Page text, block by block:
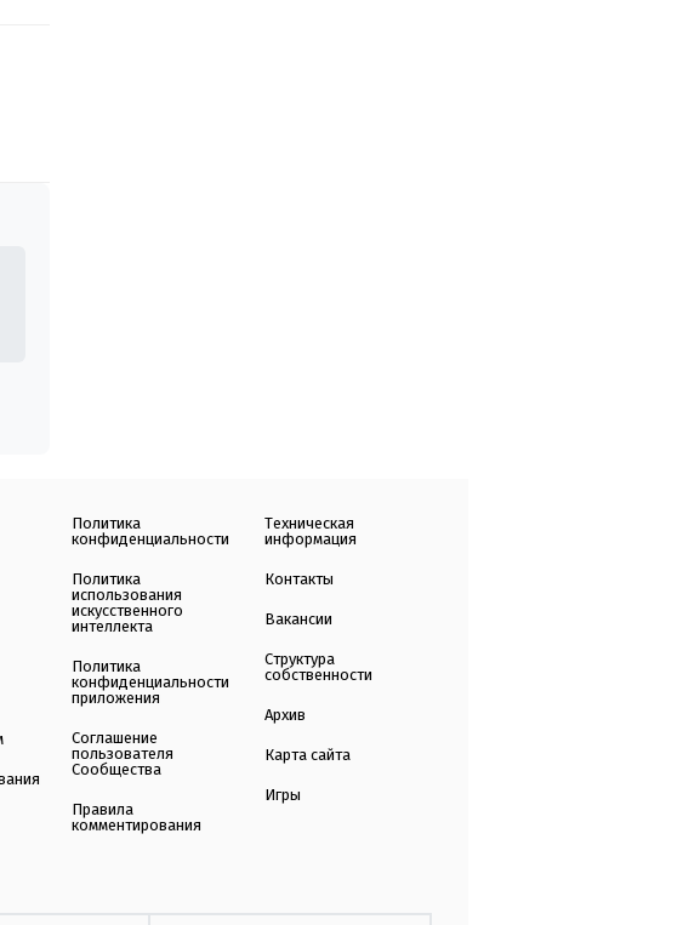
Политика
конфиденциальности
Политика
использования
искусственного
интеллекта
Политика
конфиденциальности
приложения
Соглашение
пользователя
Сообщества
Правила
комментирования
Техническая
информация
Контакты
Вакансии
Структура
собственности
Архив
Карта сайта
Игры